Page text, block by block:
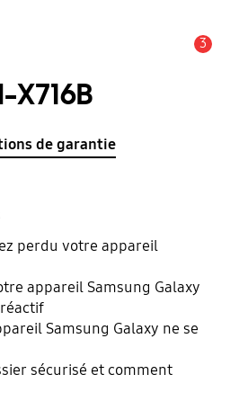
3
X716B
de garantie
perdu votre appareil
appareil Samsung Galaxy
Samsung Galaxy ne se
sécurisé et comment